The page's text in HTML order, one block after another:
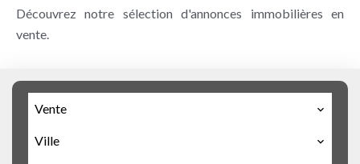
Découvrez notre sélection d'annonces immobilières en
vente.
Vente
Ville